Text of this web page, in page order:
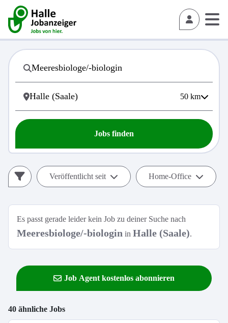
50 km
Jobs finden
Veröffentlicht seit Home-Office
Es passt gerade leider kein Job zu deiner Suche nach
Meeresbiologe/-biologin in Halle (Saale).
Job Agent kostenlos abonnieren
40 ähnliche Jobs